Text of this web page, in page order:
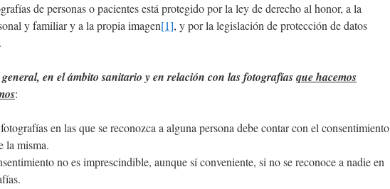
de personas o pacientes está protegido por la ley de derecho al honor, a la
y familiar y a la propia imagen[1], y por la legislación de protección de datos
.
en el ámbito sanitario y en relación con las fotografíasque hacemos
:
en las que se reconozca a alguna persona debe contar con el consentimiento
la misma.
no es imprescindible, aunque sí conveniente, si no se reconoce a nadie en